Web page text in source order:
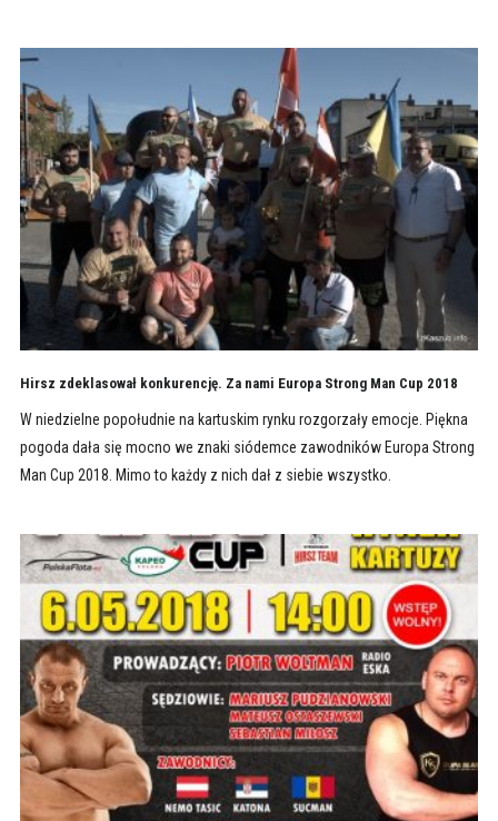
Hirsz zdeklasował konkurencję. Za nami Europa Strong Man Cup 2018
W niedzielne popołudnie na kartuskim rynku rozgorzały emocje. Piękna
pogoda dała się mocno we znaki siódemce zawodników Europa Strong
Man Cup 2018. Mimo to każdy z nich dał z siebie wszystko.